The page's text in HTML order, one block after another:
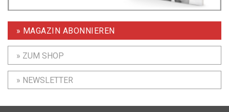
» MAGAZIN ABONNIEREN
» ZUM SHOP
» NEWSLETTER